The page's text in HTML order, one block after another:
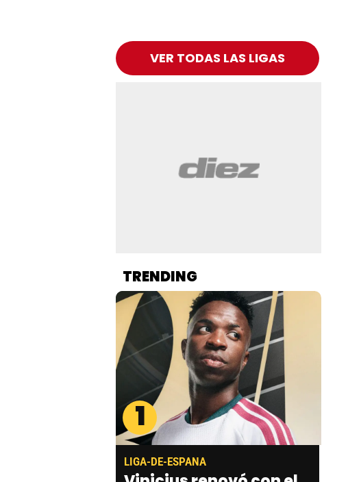
VER TODAS LAS LIGAS
TRENDING
1
LIGA-DE-ESPANA